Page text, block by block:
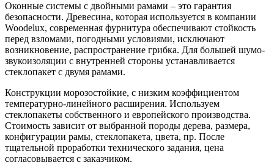
Оконные системы с двойными рамами – это гарантия
безопасности. Древесина, которая используется в компании
Woodelux, современная фурнитура обеспечивают стойкость
перед взломами, погодными условиями, исключают
возникновение, распространение грибка. Для большей шумо-
звукоизоляции с внутренней стороны устанавливается
стеклопакет с двумя рамами.
Конструкции морозостойкие, с низким коэффициентом
температурно-линейного расширения. Используем
стеклопакеты собственного и европейского производства.
Стоимость зависит от выбранной породы дерева, размера,
конфигурации рамы, стеклопакета, цвета, пр. После
тщательной проработки технического задания, цена
согласовывается с заказчиком.